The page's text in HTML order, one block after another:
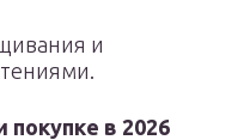
и
покупке в 2026